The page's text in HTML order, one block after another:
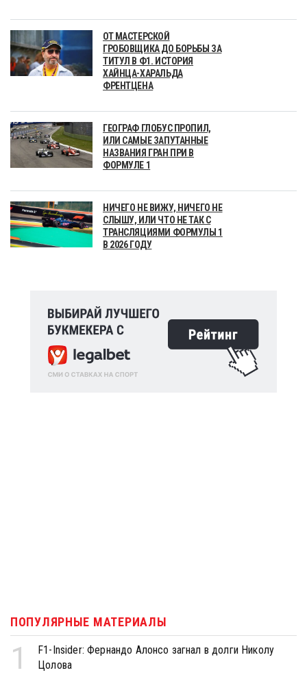
ОТ МАСТЕРСКОЙ
ГРОБОВЩИКА ДО БОРЬБЫ ЗА
ТИТУЛ В Ф1. ИСТОРИЯ
ХАЙНЦА-ХАРАЛЬДА
ФРЕНТЦЕНА
ГЕОГРАФ ГЛОБУС ПРОПИЛ,
ИЛИ САМЫЕ ЗАПУТАННЫЕ
НАЗВАНИЯ ГРАН ПРИ В
ФОРМУЛЕ 1
НИЧЕГО НЕ ВИЖУ, НИЧЕГО НЕ
СЛЫШУ, ИЛИ ЧТО НЕ ТАК С
ТРАНСЛЯЦИЯМИ ФОРМУЛЫ 1
В 2026 ГОДУ
ПОПУЛЯРНЫЕ МАТЕРИАЛЫ
1
F1-Insider: Фернандо Алонсо загнал в долги Николу
Цолова